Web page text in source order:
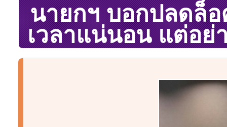
นายกฯ บอกปลดล็อ
เวลาแน่นอน แต่อย่